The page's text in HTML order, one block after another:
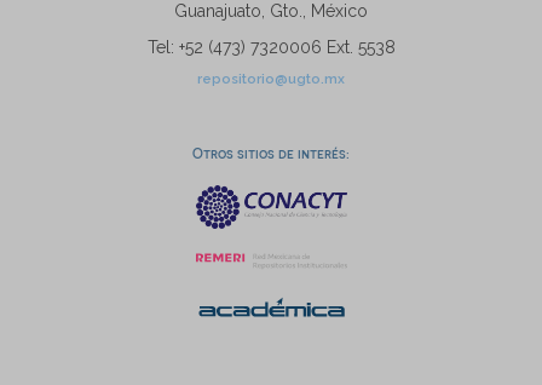
Guanajuato, Gto., México
Tel: +52 (473) 7320006 Ext. 5538
repositorio@ugto.mx
Otros sitios de interés: